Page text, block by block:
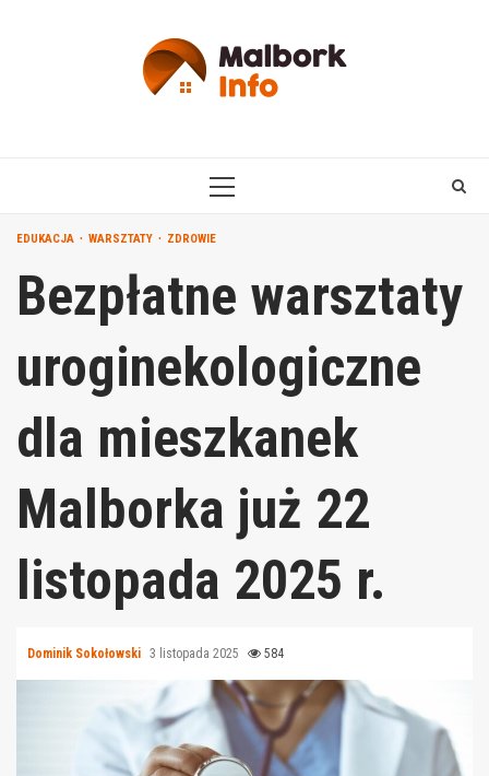
PRIMARY
EDUKACJA WARSZTATY ZDROWIE
Bezpłatne warsztaty
uroginekologiczne
dla mieszkanek
Malborka już 22
listopada 2025 r.
Dominik Sokołowski 3 listopada 2025 584